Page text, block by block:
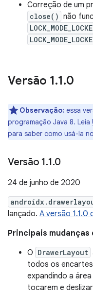
Correção de um
close() não
Versão 1.1.0
Observação: essa
programação Java 8. Leia
para saber como usá-la
Versão 1.1.0
24 de junho de 2020
lançado. A versão
Principais mudanças
O DrawerLayout
todos os
expandindo a
tocarem e